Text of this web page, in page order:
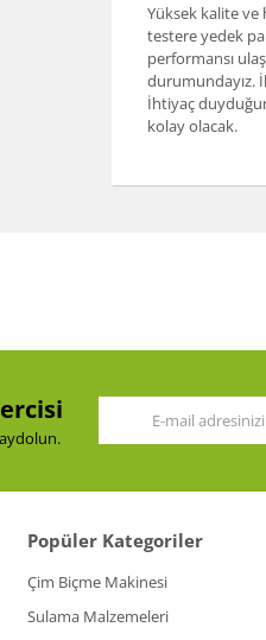
Yüksek kalite ve
testere yedek
performansı
durumundayız.
İhtiyaç
kolay olacak.
Popüler Kategoriler
Çim Biçme Makinesi
Sulama Malzemeleri